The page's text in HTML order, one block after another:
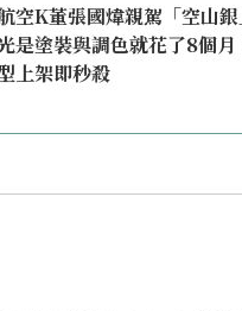
空K董張國煒親駕「空山銀
是塗裝與調色就花了8個月
上架即秒殺